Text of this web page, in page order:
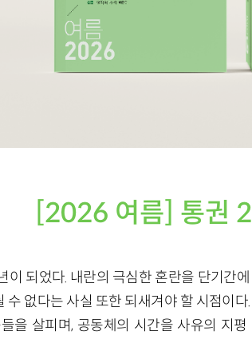
[2026 여름] 통권
이 되었다. 내란의 극심한 혼란을 단기간
수 없다는 사실 또한 되새겨야 할 시점이
을 살피며, 공동체의 시간을 사유의 지